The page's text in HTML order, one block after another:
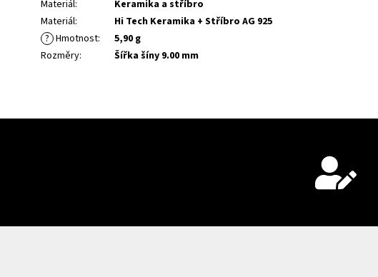
Materiál:
Keramika a stříbro
Materiál:
Hi Tech Keramika + Stříbro AG 925
? Hmotnost:
5,90 g
Rozměry: Šířka šíny 9.00 mm